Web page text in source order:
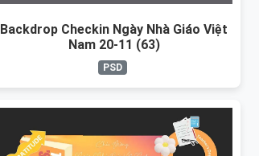
Backdrop Checkin Ngày Nhà Giáo Việt
Nam 20-11 (63)
PSD